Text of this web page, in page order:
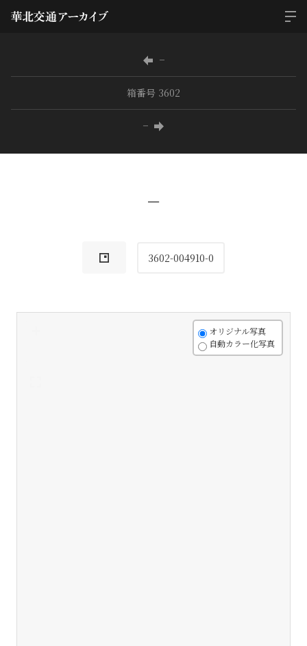
−
箱番号 3602
−
−
3602-004910-0
オリジナル写真
自動カラー化写真